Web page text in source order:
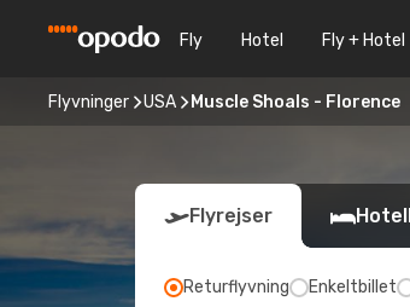
Fly Hotel Fly + Hotel
Flyvninger USA Muscle Shoals - Florence
Flyrejser
Returflyvning Enkeltbillet